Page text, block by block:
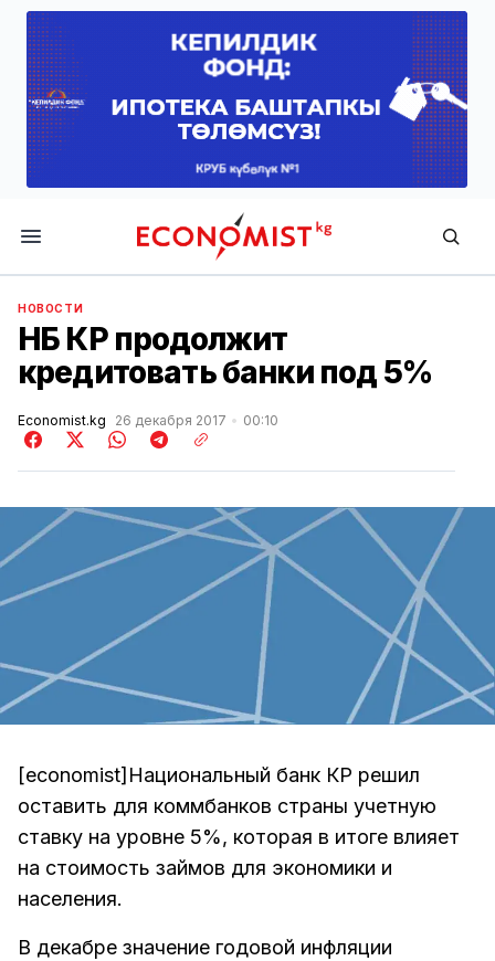
Economist.kg
НОВОСТИ
НБ КР продолжит
кредитовать банки под 5%
Economist.kg 26 декабря 2017 00:10
[economist]Национальный банк КР решил
оставить для коммбанков страны учетную
ставку на уровне 5%, которая в итоге влияет
на стоимость займов для экономики и
населения.
В декабре значение годовой инфляции